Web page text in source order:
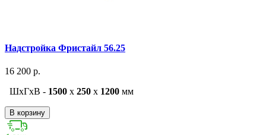
Надстройка Фристайл 56.25
16 200 р.
ШxГxВ - 1500 x 250 x 1200 мм
В корзину